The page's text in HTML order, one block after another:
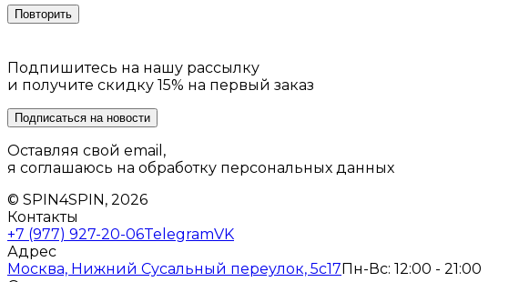
Повторить
Подпишитесь на нашу рассылку
и получите скидку 15% на первый заказ
Подписаться на новости
Оставляя свой email,
я соглашаюсь на обработку персональных данных
© SPIN4SPIN, 2026
Контакты
+7 (977) 927-20-06TelegramVK
Адрес
Москва, Нижний Сусальный переулок, 5с17 Пн-Вс: 12:00 - 21:00